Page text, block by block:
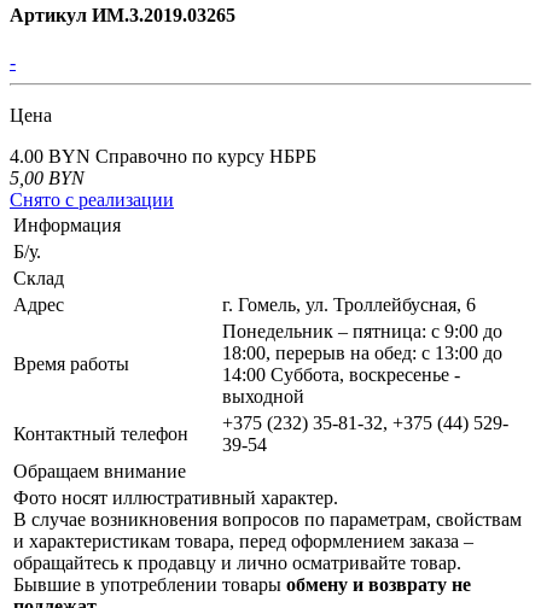
Артикул ИМ.3.2019.03265
-
Цена
4.00 BYN Справочно по курсу НБРБ
5,00 BYN
Снято с реализации
Информация
Б/у.
Склад
Адрес
г. Гомель, ул. Троллейбусная, 6
Время работы
Понедельник – пятница: с 9:00 до
18:00, перерыв на обед: с 13:00 до
14:00 Суббота, воскресенье -
выходной
Контактный телефон
+375 (232) 35-81-32, +375 (44) 529-
39-54
Обращаем внимание
Фото носят иллюстративный характер.
В случае возникновения вопросов по параметрам, свойствам
и характеристикам товара, перед оформлением заказа –
обращайтесь к продавцу и лично осматривайте товар.
Бывшие в употреблении товары обмену и возврату не